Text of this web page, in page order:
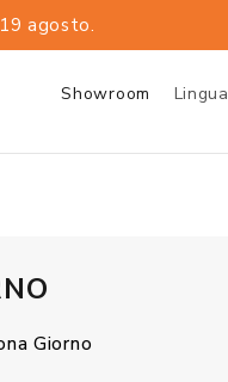
agosto.
Showroom Lingua
Giorno